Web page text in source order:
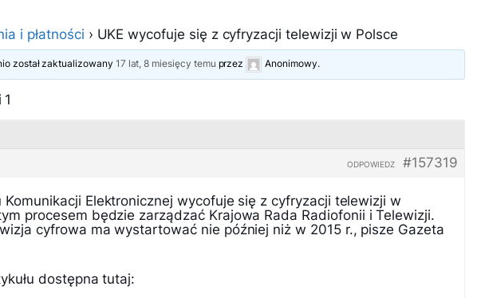
i płatności › UKE wycofuje się z cyfryzacji telewizji w Polsce
został zaktualizowany 17 lat, 8 miesięcy temu przez Anonimowy.
#157319
ODPOWIEDZ
Komunikacji Elektronicznej wycofuje się z cyfryzacji telewizji w
procesem będzie zarządzać Krajowa Rada Radiofonii i Telewizji.
cyfrowa ma wystartować nie później niż w 2015 r., pisze Gazeta
dostępna tutaj: